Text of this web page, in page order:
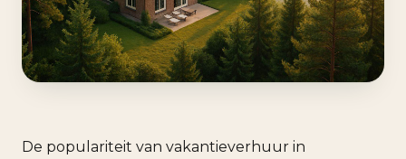
De populariteit van vakantieverhuur in